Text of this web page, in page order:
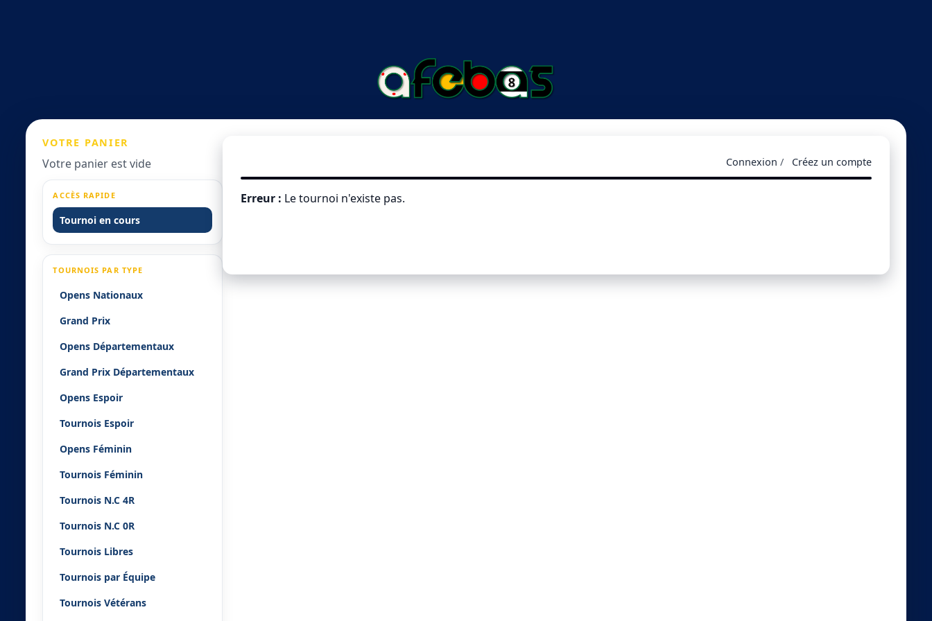
VOTRE PANIER
Votre panier est vide
ACCÈS RAPIDE
Tournoi en cours
TOURNOIS PAR TYPE
Opens Nationaux
Grand Prix
Opens Départementaux
Grand Prix Départementaux
Opens Espoir
Tournois Espoir
Opens Féminin
Tournois Féminin
Tournois N.C 4R
Tournois N.C 0R
Tournois Libres
Tournois par Équipe
Tournois Vétérans
Connexion / Créez un compte
Erreur : Le tournoi n'existe pas.